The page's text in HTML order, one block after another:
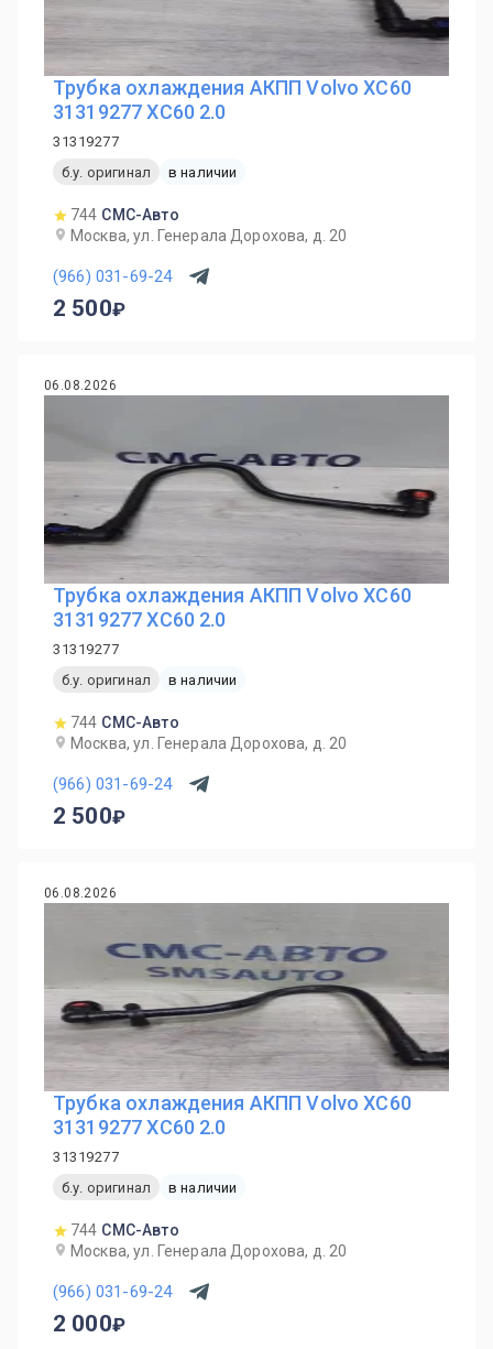
Трубка охлаждения АКПП Volvo XC60
31319277 XC60 2.0
31319277
б.у. оригинал
в наличии
744 СМС-Авто
Москва, ул. Генерала Дорохова, д. 20
(966) 031-69-24
2 500
06.08.2026
Трубка охлаждения АКПП Volvo XC60
31319277 XC60 2.0
31319277
б.у. оригинал
в наличии
744 СМС-Авто
Москва, ул. Генерала Дорохова, д. 20
(966) 031-69-24
2 500
06.08.2026
Трубка охлаждения АКПП Volvo XC60
31319277 ХС60 2.0
31319277
б.у. оригинал
в наличии
744 СМС-Авто
Москва, ул. Генерала Дорохова, д. 20
(966) 031-69-24
2 000